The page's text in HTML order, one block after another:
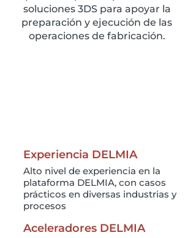
soluciones 3DS para apoyar la
preparación y ejecución de las
operaciones de fabricación.
Experiencia DELMIA
Alto nivel de experiencia en la
plataforma DELMIA, con casos
prácticos en diversas industrias y
procesos
Aceleradores DELMIA